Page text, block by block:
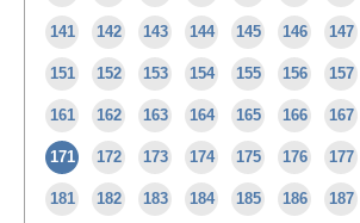
141 142 143 144 145 146 147
151 152 153 154 155 156 157
161 162 163 164 165 166 167
171 172 173 174 175 176 177
181 182 183 184 185 186 187